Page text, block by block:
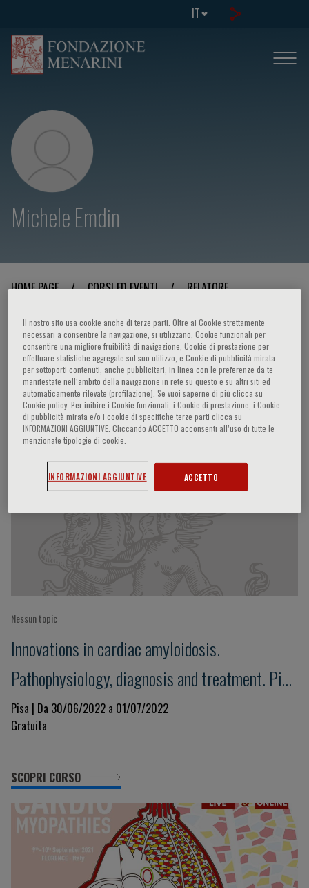
IT
Michele Emdin
HOME PAGE / CORSI ED EVENTI / RELATORE
Michele Emdin
Pisa, IT
Partecipazioni del relatore
Nessun topic
Innovations in cardiac amyloidosis.
Pathophysiology, diagnosis and treatment. Pisa
Amyloid 2022
Pisa | Da 30/06/2022 a 01/07/2022
Gratuita
SCOPRI CORSO
Il nostro sito usa cookie anche di terze parti. Oltre ai Cookie strettamente
necessari a consentire la navigazione, si utilizzano, Cookie funzionali per
consentire una migliore fruibilità di navigazione, Cookie di prestazione per
effettuare statistiche aggregate sul suo utilizzo, e Cookie di pubblicità mirata
per sottoporti contenuti, anche pubblicitari, in linea con le preferenze da te
manifestate nell‘ambito della navigazione in rete su questo e su altri siti ed
automaticamente rilevate (profilazione). Se vuoi saperne di più clicca su
Cookie policy. Per inibire i Cookie funzionali, i Cookie di prestazione, i Cookie
di pubblicità mirata e/o i cookie di specifiche terze parti clicca su
INFORMAZIONI AGGIUNTIVE. Cliccando ACCETTO acconsenti all’uso di tutte le
menzionate tipologie di cookie.
INFORMAZIONI AGGIUNTIVE ACCETTO